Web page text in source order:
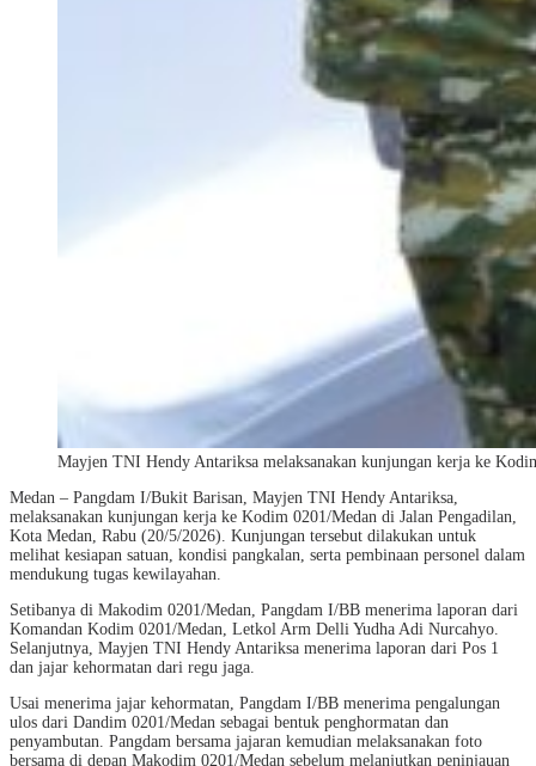
Mayjen TNI Hendy Antariksa melaksanakan kunjungan kerja ke
Medan – Pangdam I/Bukit Barisan, Mayjen TNI Hendy Antariksa,
melaksanakan kunjungan kerja ke Kodim 0201/Medan di Jalan Pengadilan,
Kota Medan, Rabu (20/5/2026). Kunjungan tersebut dilakukan untuk
melihat kesiapan satuan, kondisi pangkalan, serta pembinaan personel dalam
mendukung tugas kewilayahan.
Setibanya di Makodim 0201/Medan, Pangdam I/BB menerima laporan dari
Komandan Kodim 0201/Medan, Letkol Arm Delli Yudha Adi Nurcahyo.
Selanjutnya, Mayjen TNI Hendy Antariksa menerima laporan dari Pos 1
dan jajar kehormatan dari regu jaga.
Usai menerima jajar kehormatan, Pangdam I/BB menerima pengalungan
ulos dari Dandim 0201/Medan sebagai bentuk penghormatan dan
penyambutan. Pangdam bersama jajaran kemudian melaksanakan foto
bersama di depan Makodim 0201/Medan sebelum melanjutkan peninjauan